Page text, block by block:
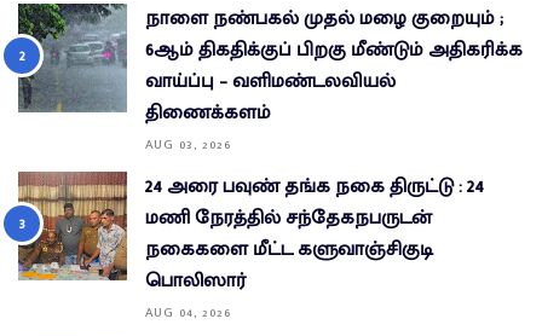
நாளை நண்பகல் முதல் மழை குறையும் ;
6ஆம் திகதிக்குப் பிறகு மீண்டும் அதிகரிக்க
வாய்ப்பு – வளிமண்டலவியல்
திணைக்களம்
AUG 03, 2026
24 அரை பவுண் தங்க நகை திருட்டு : 24
மணி நேரத்தில் சந்தேகநபருடன்
நகைகளை மீட்ட களுவாஞ்சிகுடி
பொலிஸார்
AUG 04, 2026